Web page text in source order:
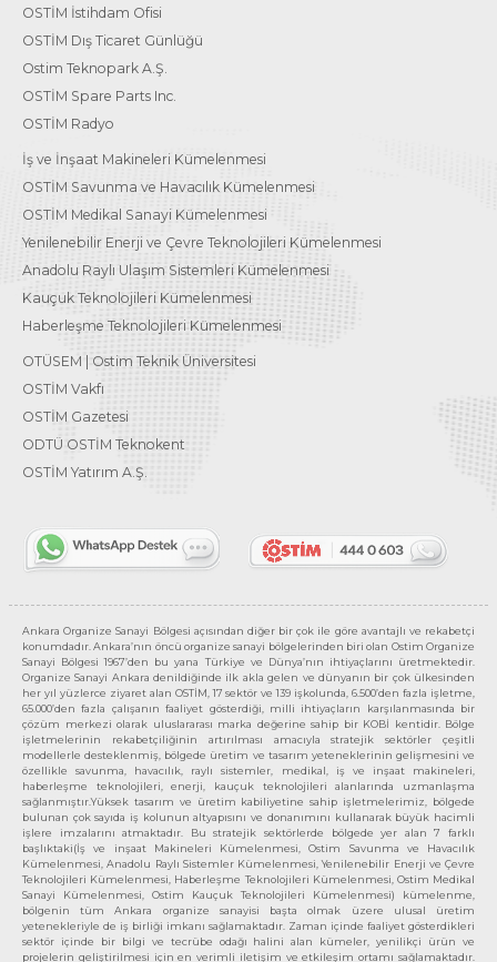
OSTİM İstihdam Ofisi
OSTİM Dış Ticaret Günlüğü
Ostim Teknopark A.Ş.
OSTİM Spare Parts Inc.
OSTİM Radyo
İş ve İnşaat Makineleri Kümelenmesi
OSTİM Savunma ve Havacılık Kümelenmesi
OSTİM Medikal Sanayi Kümelenmesi
Yenilenebilir Enerji ve Çevre Teknolojileri Kümelenmesi
Anadolu Raylı Ulaşım Sistemleri Kümelenmesi
Kauçuk Teknolojileri Kümelenmesi
Haberleşme Teknolojileri Kümelenmesi
OTÜSEM | Ostim Teknik Üniversitesi
OSTİM Vakfı
OSTİM Gazetesi
ODTÜ OSTİM Teknokent
OSTİM Yatırım A.Ş.
Ankara Organize Sanayi Bölgesi açısından diğer bir çok ile göre avantajlı ve rekabetçi
konumdadır. Ankara’nın öncü organize sanayi bölgelerinden biri olan Ostim Organize
Sanayi Bölgesi 1967’den bu yana Türkiye ve Dünya’nın ihtiyaçlarını üretmektedir.
Organize Sanayi Ankara denildiğinde ilk akla gelen ve dünyanın bir çok ülkesinden
her yıl yüzlerce ziyaret alan OSTİM, 17 sektör ve 139 işkolunda, 6.500’den fazla işletme,
65.000’den fazla çalışanın faaliyet gösterdiği, milli ihtiyaçların karşılanmasında bir
çözüm merkezi olarak uluslararası marka değerine sahip bir KOBİ kentidir. Bölge
işletmelerinin rekabetçiliğinin artırılması amacıyla stratejik sektörler çeşitli
modellerle desteklenmiş, bölgede üretim ve tasarım yeteneklerinin gelişmesini ve
özellikle savunma, havacılık, raylı sistemler, medikal, iş ve inşaat makineleri,
haberleşme teknolojileri, enerji, kauçuk teknolojileri alanlarında uzmanlaşma
sağlanmıştır.Yüksek tasarım ve üretim kabiliyetine sahip işletmelerimiz, bölgede
bulunan çok sayıda iş kolunun altyapısını ve donanımını kullanarak büyük hacimli
işlere imzalarını atmaktadır. Bu stratejik sektörlerde bölgede yer alan 7 farklı
başlıktaki(İş ve inşaat Makineleri Kümelenmesi, Ostim Savunma ve Havacılık
Kümelenmesi, Anadolu Raylı Sistemler Kümelenmesi, Yenilenebilir Enerji ve Çevre
Teknolojileri Kümelenmesi, Haberleşme Teknolojileri Kümelenmesi, Ostim Medikal
Sanayi Kümelenmesi, Ostim Kauçuk Teknolojileri Kümelenmesi) kümelenme,
bölgenin tüm Ankara organize sanayisi başta olmak üzere ulusal üretim
yetenekleriyle de iş birliği imkanı sağlamaktadır. Zaman içinde faaliyet gösterdikleri
sektör içinde bir bilgi ve tecrübe odağı halini alan kümeler, yenilikçi ürün ve
projelerin geliştirilmesi için en verimli iletişim ve etkileşim ortamı sağlamaktadır.